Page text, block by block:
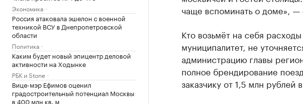
Экономика
Россия атаковала эшелон с военной
техникой ВСУ в Днепропетровской
области
Политика
Каким будет новый эпицентр деловой
активности на Ходынке
РБК и Stone
Вице-мэр Ефимов оценил
градостроительный потенциал Москвы
в 400 млн кв. м
чаще вспоминать о доме», —
Кто возьмёт на себя
муниципалитет, не
администрацию главы
полное брендирование
заказчику от 1,5 млн рублей